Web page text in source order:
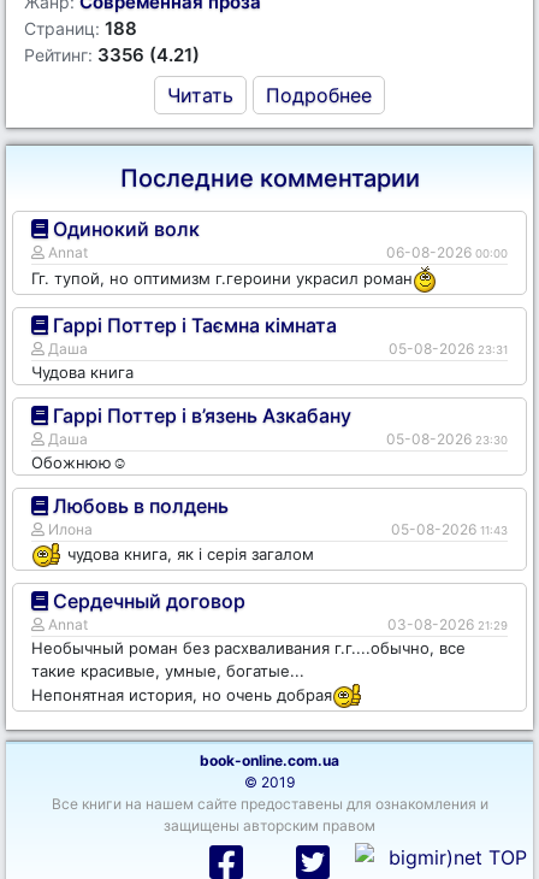
Страниц: 188
Рейтинг: 3356 (4.21)
Читать Подробнее
Последние комментарии
Одинокий волк
Annat 06-08-2026 00:00
Гг. тупой, но оптимизм г.героини украсил роман
Гаррі Поттер і Таємна кімната
Даша 05-08-2026 23:31
Чудова книга
Гаррі Поттер і в’язень Азкабану
Даша 05-08-2026 23:30
Обожнюю☺️
Любовь в полдень
Илона 05-08-2026 11:43
чудова книга, як і серія загалом
Сердечный договор
Annat 03-08-2026 21:29
Необычный роман без расхваливания г.г....обычно, все
такие красивые, умные, богатые...
Непонятная история, но очень добрая
book-online.com.ua
© 2019
Все книги на нашем сайте предоставены для ознакомления и
защищены авторским правом